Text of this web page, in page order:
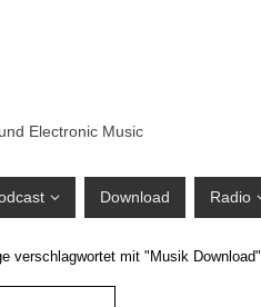
Electronic Music
Download Radio
verschlagwortet mit "Musik Download"